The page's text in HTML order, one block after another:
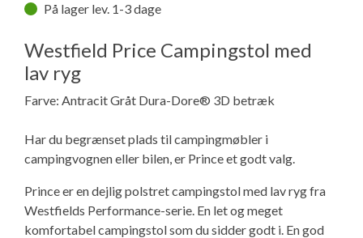
Forsikring af campingvogn
Isabella fortelte
Isabella Fortelte
Isabella weekend- og vinterfortelte
Isabella fortelte til specialvogne
Camping erhverv
E-trailer kontrol- og sikkerhedsapp
Byvand - rindende vand i campingvognen
GPS tracker til autocamper og campingvogn
Klagemuligheder
Konkurrenceregler
Handelsbetingelser - webshop
Persondata
På lager lev. 1-3 dage
Westfield Price Campingstol med
lav ryg
Farve: Antracit Gråt Dura-Dore® 3D betræk
Har du begrænset plads til campingmøbler i
campingvognen eller bilen, er Prince et godt valg.
Prince er en dejlig polstret campingstol med lav ryg fra
Westfields Performance-serie. En let og meget
komfortabel campingstol som du sidder godt i. En god